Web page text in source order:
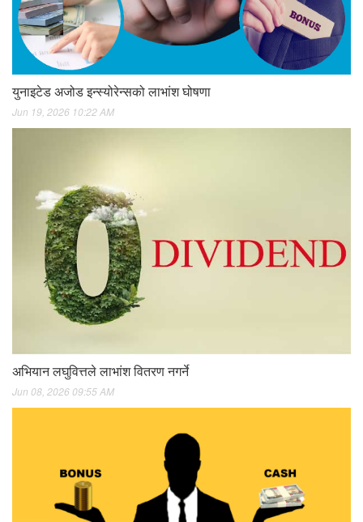
युनाइटेड अजोड इन्स्योरेन्सको लाभांश घोषणा
Jun 19, 2026 10:22 AM
अभियान लघुवित्तले लाभांश वितरण नगर्ने
Jun 08, 2026 09:55 AM